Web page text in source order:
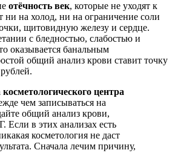
отёчность век, которые не уходят к
ни на холод, ни на ограничение соли
щитовидную железу и сердце.
с бледностью, слабостью и
оказывается банальным
общий анализ крови ставит точку
центра
чем записываться на
общий анализ крови,
в этих анализах есть
косметология не даст
Сначала лечим причину,